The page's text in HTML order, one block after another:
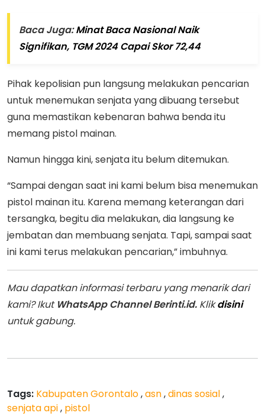
Baca Juga:Minat Baca Nasional Naik
Signifikan, TGM 2024 Capai Skor 72,44
Pihak kepolisian pun langsung melakukan pencarian
untuk menemukan senjata yang dibuang tersebut
guna memastikan kebenaran bahwa benda itu
memang pistol mainan.
Namun hingga kini, senjata itu belum ditemukan.
“Sampai dengan saat ini kami belum bisa menemukan
pistol mainan itu. Karena memang keterangan dari
tersangka, begitu dia melakukan, dia langsung ke
jembatan dan membuang senjata. Tapi, sampai saat
ini kami terus melakukan pencarian,” imbuhnya.
Mau dapatkan informasi terbaru yang menarik dari
kami? Ikut WhatsApp Channel Berinti.id. Klikdisini
untuk gabung.
Tags: Kabupaten Gorontalo,asn,dinas sosial,
senjata api, pistol